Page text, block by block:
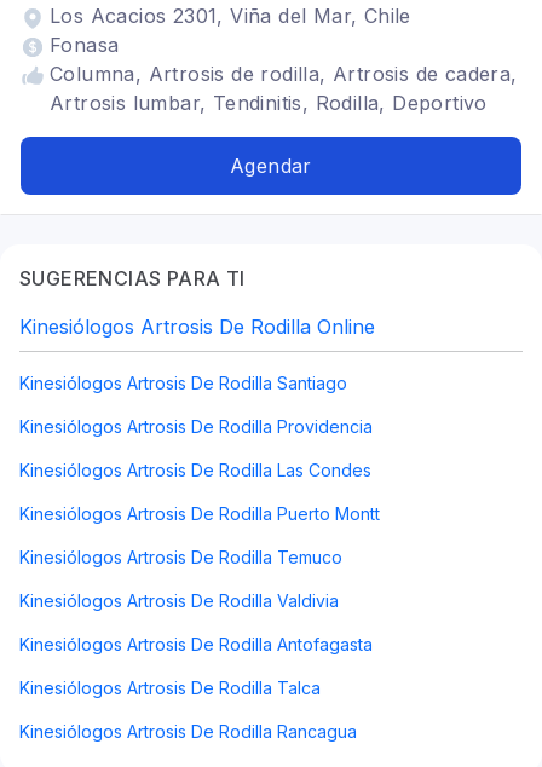
Los Acacios 2301, Viña del Mar, Chile
Fonasa
Columna, Artrosis de rodilla, Artrosis de cadera,
Artrosis lumbar, Tendinitis, Rodilla, Deportivo
Agendar
SUGERENCIAS PARA TI
Kinesiólogos Artrosis De Rodilla Online
Kinesiólogos Artrosis De Rodilla Santiago
Kinesiólogos Artrosis De Rodilla Providencia
Kinesiólogos Artrosis De Rodilla Las Condes
Kinesiólogos Artrosis De Rodilla Puerto Montt
Kinesiólogos Artrosis De Rodilla Temuco
Kinesiólogos Artrosis De Rodilla Valdivia
Kinesiólogos Artrosis De Rodilla Antofagasta
Kinesiólogos Artrosis De Rodilla Talca
Kinesiólogos Artrosis De Rodilla Rancagua